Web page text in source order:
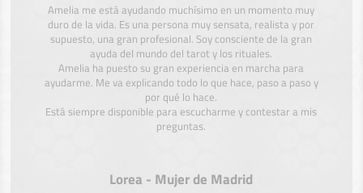
Amelia me está ayudando muchísimo en un momento muy
duro de la vida. Es una persona muy sensata, realista y por
supuesto, una gran profesional. Soy consciente de la gran
ayuda del mundo del tarot y los rituales.
Amelia ha puesto su gran experiencia en marcha para
ayudarme. Me va explicando todo lo que hace, paso a paso y
por qué lo hace.
Está siempre disponible para escucharme y contestar a mis
preguntas.
Lorea - Mujer de Madrid